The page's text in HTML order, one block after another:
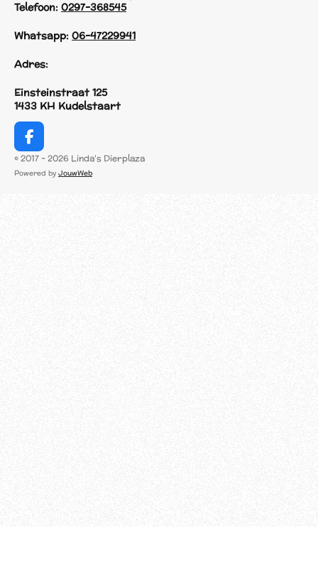
Telefoon: 0297-368545
Whatsapp: 06-47229941
Adres:
Einsteinstraat 125
1433 KH Kudelstaart
F
a
c
© 2017 - 2026 Linda's Dierplaza
Powered by JouwWeb